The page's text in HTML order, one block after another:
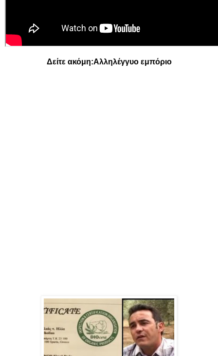
Δείτε ακόμη:Αλληλέγγυο εμπόριο